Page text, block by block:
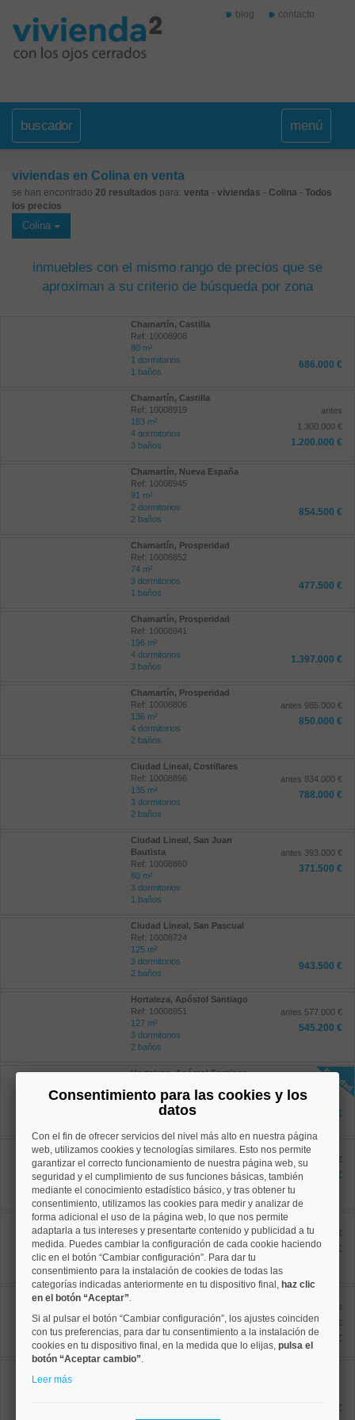
blog contacto
buscador menú
viviendas en Colina en venta
se han encontrado 20 resultados para: venta - viviendas - Colina - Todos
los precios
Colina
inmuebles con el mismo rango de precios que se
aproximan a su criterio de búsqueda por zona
Chamartín, Castilla
Ref: 10008908
80 m²
1 dormitorios
1 baños
686.000 €
Chamartín, Castilla
Ref: 10008919
183 m²
4 dormitorios
3 baños
antes
1.300.000 €
1.200.000 €
Chamartín, Nueva España
Ref: 10008945
91 m²
2 dormitorios
2 baños
854.500 €
Chamartín, Prosperidad
Ref: 10008852
74 m²
3 dormitorios
1 baños
477.500 €
Chamartín, Prosperidad
Ref: 10008941
196 m²
4 dormitorios
3 baños
1.397.000 €
Chamartín, Prosperidad
Ref: 10008806
136 m²
4 dormitorios
2 baños
antes 985.000 €
850.000 €
Ciudad Lineal, Costillares
Ref: 10008896
135 m²
3 dormitorios
2 baños
antes 834.000 €
788.000 €
Ciudad Lineal, San Juan
Bautista
Ref: 10008860
80 m²
3 dormitorios
1 baños
antes 393.000 €
371.500 €
Ciudad Lineal, San Pascual
Ref: 10008724
125 m²
3 dormitorios
2 baños
943.500 €
Hortaleza, Apóstol Santiago
Ref: 10008951
127 m²
3 dormitorios
2 baños
antes 577.000 €
545.200 €
Hortaleza, Apóstol Santiago
73 m²
3 dormitorios
392.500 €
Hortaleza, Apóstol Santiago
Ref: 10008792
3 dormitorios
1 baños
antes 289.000 €
267.000 €
Hortaleza, Piovera
Ref: 10008403
27 m²
0 dormitorios
1 baños
antes 220.000 €
199.900 €
122 m²
4 dormitorios
2 baños
antes
1.195.000 €
1.090.000 €
414.000 €
Consentimiento para las cookies y los
datos
Con el fin de ofrecer servicios del nivel más alto en nuestra página
web, utilizamos cookies y tecnologías similares. Esto nos permite
garantizar el correcto funcionamiento de nuestra página web, su
seguridad y el cumplimiento de sus funciones básicas, también
mediante el conocimiento estadístico básico, y tras obtener tu
consentimiento, utilizamos las cookies para medir y analizar de
forma adicional el uso de la página web, lo que nos permite
adaptarla a tus intereses y presentarte contenido y publicidad a tu
medida. Puedes cambiar la configuración de cada cookie haciendo
clic en el botón “Cambiar configuración”. Para dar tu
consentimiento para la instalación de cookies de todas las
categorías indicadas anteriormente en tu dispositivo final, haz clic
en el botón “Aceptar”.
Si al pulsar el botón “Cambiar configuración”, los ajustes coinciden
con tus preferencias, para dar tu consentimiento a la instalación de
cookies en tu dispositivo final, en la medida que lo elijas, pulsa el
botón “Aceptar cambio”.
Leer más